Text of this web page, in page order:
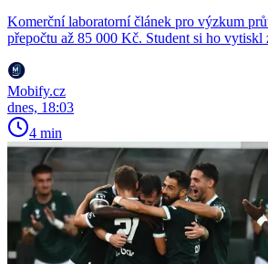
Komerční laboratorní článek pro výzkum
přepočtu až 85 000 Kč. Student si ho vytiskl
Mobify.cz
dnes, 18:03
4 min